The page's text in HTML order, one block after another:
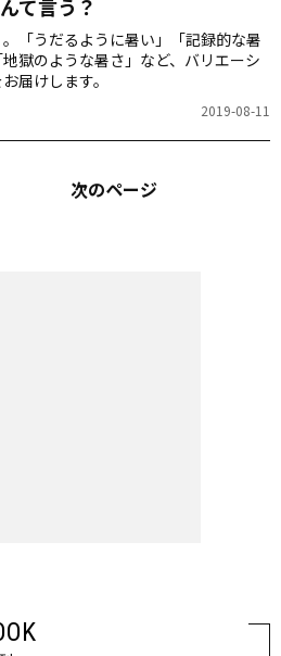
て言う？
「うだるように暑い」「記録的な暑
獄のような暑さ」など、バリエーシ
届けします。
2019-08-11
次のページ